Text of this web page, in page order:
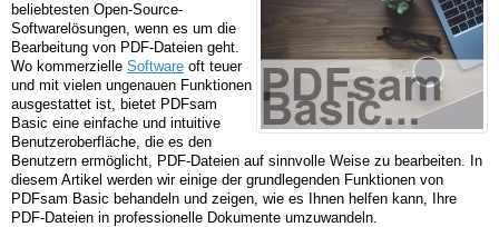
beliebtesten Open-Source-
Softwarelösungen, wenn es um die
Bearbeitung von PDF-Dateien geht.
Wo kommerzielle Software oft teuer
und mit vielen ungenauen Funktionen
ausgestattet ist, bietet PDFsam
Basic eine einfache und intuitive
Benutzeroberfläche, die es den
Benutzern ermöglicht, PDF-Dateien auf sinnvolle Weise zu bearbeiten. In
diesem Artikel werden wir einige der grundlegenden Funktionen von
PDFsam Basic behandeln und zeigen, wie es Ihnen helfen kann, Ihre
PDF-Dateien in professionelle Dokumente umzuwandeln.